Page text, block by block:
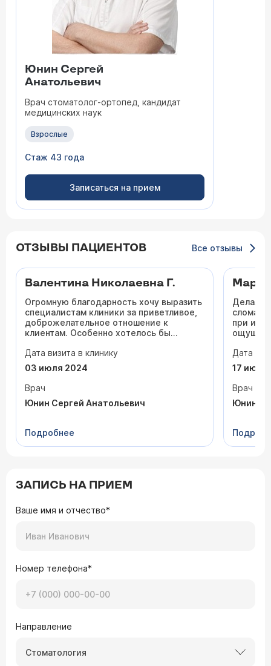
Юнин Сергей
Анатольевич
Врач стоматолог-ортопед, кандидат
медицинских наук
Взрослые
Стаж 43 года
Записаться на прием
ОТЗЫВЫ ПАЦИЕНТОВ Все отзывы
Валентина Николаевна Г.
Огромную благодарность хочу выразить
специалистам клиники за приветливое,
доброжелательное отношение к
клиентам. Особенно хотелось бы
Юнина Сергея Анатольевича за высокий
профессионализм, отзывчивость.
Успехов Вам в вашем нелёгком деле!
Дата визита в клинику
03 июля 2024
Врач
Юнин Сергей Анатольевич
Подробнее
Делала
при
приёме.
Дата
17 июля
Врач
Юнин
ЗАПИСЬ НА ПРИЕМ
Ваше имя и отчество*
Номер телефона*
Направление
Стоматология